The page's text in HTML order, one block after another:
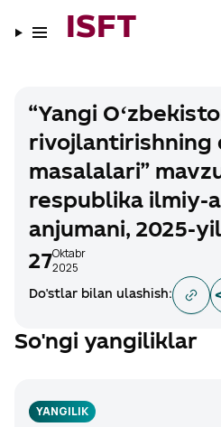
ISFT
“Yangi
rivojlantirishning
masalalari”
respublika ilmiy-
anjumani, 2025-
27Oktabr
2025
Do'stlar bilan ulashish:
So'ngi yangiliklar
YANGILIK